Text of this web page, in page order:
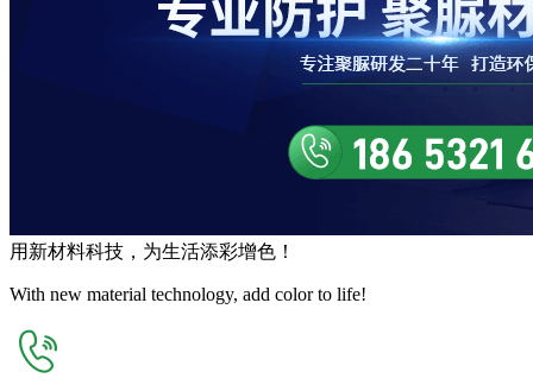
用 新材料科技，为生活添彩增色 ！
With new material technology, add color to life!